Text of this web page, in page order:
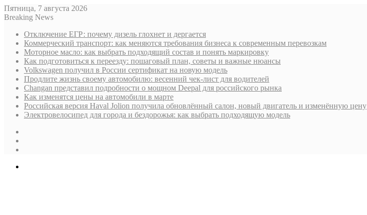
Пятница, 7 августа 2026
Breaking News
Отключение ЕГР: почему дизель глохнет и дергается
Коммерческий транспорт: как меняются требования бизнеса к современным перевозкам
Моторное масло: как выбрать подходящий состав и понять маркировку
Как подготовиться к переезду: пошаговый план, советы и важные нюансы
Volkswagen получил в России сертификат на новую модель
Продлите жизнь своему автомобилю: весенний чек-лист для водителей
Changan представил подробности о мощном Deepal для российского рынка
Как изменятся цены на автомобили в марте
Российская версия Haval Jolion получила обновлённый салон, новый двигатель и изменённую цену
Электровелосипед для города и бездорожья: как выбрать подходящую модель